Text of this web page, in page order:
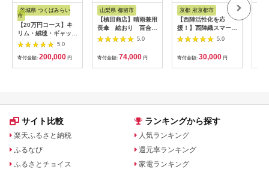
ス
茨城県 つくばみらい
市
【20万円コース】キ
リム・絨毯・ギャッ
ベ 豊富なカタログか
ら自由に選べる！【各
限定1点 】 キリム 絨
毯 ギャッベ ラグ 手織
5.0
寄付金額: 200,000 円
ス
山梨県 都留市
【槙田商店】晴雨兼用
長傘 絵おり 百合
ベージュ 傘 かさ 雨具
高級 晴雨 兼用 UV 日
焼け ギフト ファッシ
ョン 日傘 プレゼント
化粧箱 老舗
5.0
寄付金額: 74,000 円
京都 府京都市
【西陣活性化を応
援！】西陣織スマート
フォンケース（風神雷
5.0
寄付金額: 30,000 円
サイト比較
楽天ふるさと納税
ふるなび
ふるさとチョイス
ランキングから探す
人気ランキング
還元率ランキング
家電ランキング